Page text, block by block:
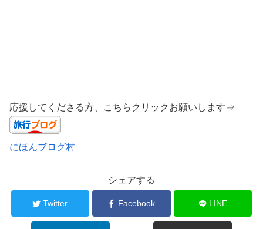
応援してくださる方、こちらクリックお願いします⇒
にほんブログ村
シェアする
Twitter Facebook LINE